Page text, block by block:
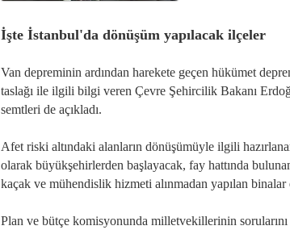
İşte İstanbul'da dönüşüm yapılacak ilçeler
Van depreminin ardından harekete geçen hükümet
taslağı ile ilgili bilgi veren Çevre Şehircilik Bakanı
semtleri de açıkladı.
Afet riski altındaki alanların dönüşümüyle ilgili
olarak büyükşehirlerden başlayacak, fay hattında
kaçak ve mühendislik hizmeti alınmadan yapılan
Plan ve bütçe komisyonunda milletvekillerinin